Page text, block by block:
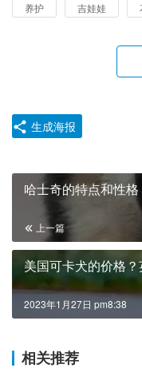
养护 吉娃娃
生成海报
哈士奇的特点和性
上一篇
美国可卡犬的价格
2023年1月27日 pm8:38
相关推荐